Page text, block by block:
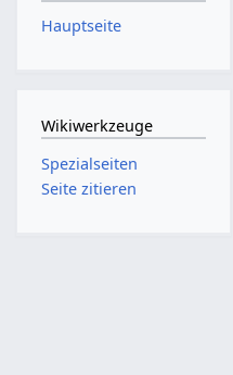
Hauptseite
Wikiwerkzeuge
Spezialseiten
Seite zitieren